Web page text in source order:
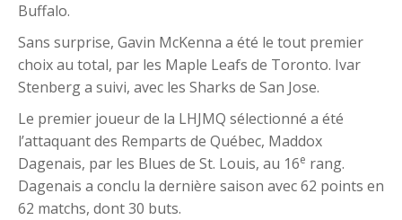
Buffalo.
Sans surprise, Gavin McKenna a été le tout premier
choix au total, par les Maple Leafs de Toronto. Ivar
Stenberg a suivi, avec les Sharks de San Jose.
Le premier joueur de la LHJMQ sélectionné a été
l’attaquant des Remparts de Québec, Maddox
Dagenais, par les Blues de St. Louis, au 16e rang.
Dagenais a conclu la dernière saison avec 62 points en
62 matchs, dont 30 buts.